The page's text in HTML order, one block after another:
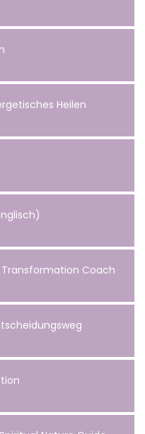
Heilen
Transformation Coach